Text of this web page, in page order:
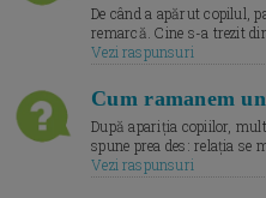
De când a apărut copilul,
remarcă. Cine s-a trezit
Vezi raspunsuri
Cum ramanem
După apariția copiilor,
spune prea des: relația se
Vezi raspunsuri